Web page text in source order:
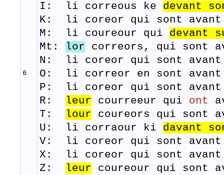
6
I: li correous ke devant
K: li coreor qui sont
M:
li coureour qui devant
Mt:
lor correors, qui sont
N: li coreor qui sont
O: li correor en sont
P: li coreor qui sont
R: ​
leur courreeur qui ont
T:
lour coureors qui sont
U: li corraour ki davant
V: li coreor qui sont
X: li coreor qui sont
Z:
leur coureour qui sont